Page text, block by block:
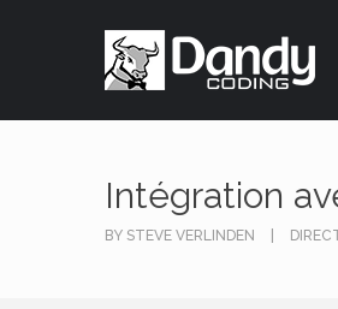
Intégration
BY STEVE VERLINDEN